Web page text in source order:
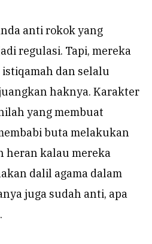
anti rokok yang
regulasi. Tapi, mereka
dan selalu
haknya. Karakter
yang membuat
buta melakukan
heran kalau mereka
dalil agama dalam
juga sudah anti, apa